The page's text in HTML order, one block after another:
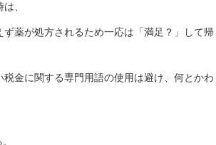
、
薬が処方されるため一応は「満足？」して帰
金に関する専門用語の使用は避け、何とかわ